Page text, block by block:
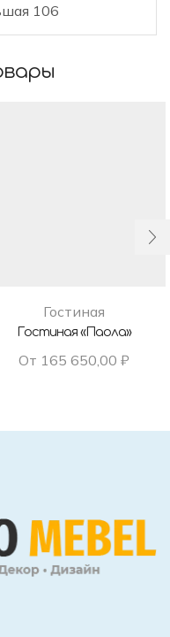
106
Гостиная
Гостиная «Паола»
От 165 650,00 ₽